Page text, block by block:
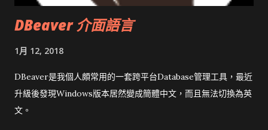
DBeaver 介面語言
1月 12, 2018
DBeaver是我個人頗常用的一套跨平台Database管理工具，最近
升級後發現Windows版本居然變成簡體中文，而且無法切換為英
文。